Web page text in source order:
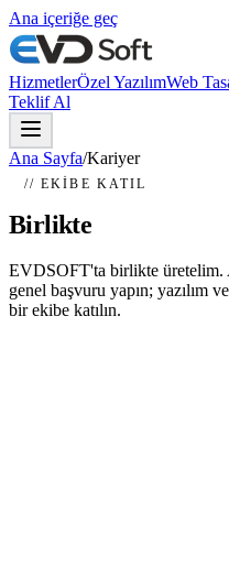
Ana içeriğe geç
HizmetlerÖzel YazılımWeb
Teklif Al
Ana Sayfa/Kariyer
// EKIBE KATIL
Birlikte
EVDSOFT'ta birlikte üretelim.
genel başvuru yapın; yazılım
bir ekibe katılın.